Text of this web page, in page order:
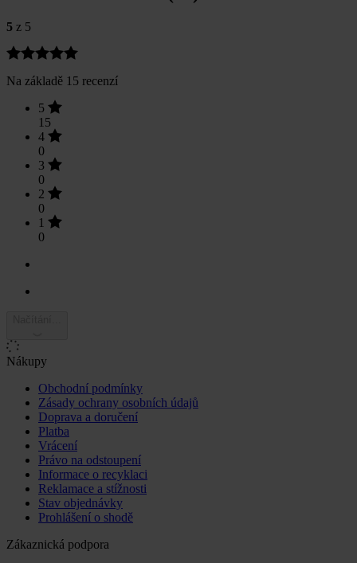
5 z 5
Na základě 15 recenzí
5
15
4
0
3
0
2
0
1
0
Nákupy
Obchodní podmínky
Zásady ochrany osobních údajů
Doprava a doručení
Platba
Vrácení
Právo na odstoupení
Informace o recyklaci
Reklamace a stížnosti
Stav objednávky
Prohlášení o shodě
Zákaznická podpora